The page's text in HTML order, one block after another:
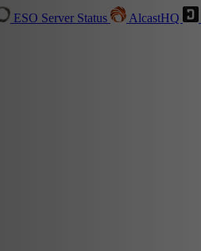
ESO Server Status AlcastHQ